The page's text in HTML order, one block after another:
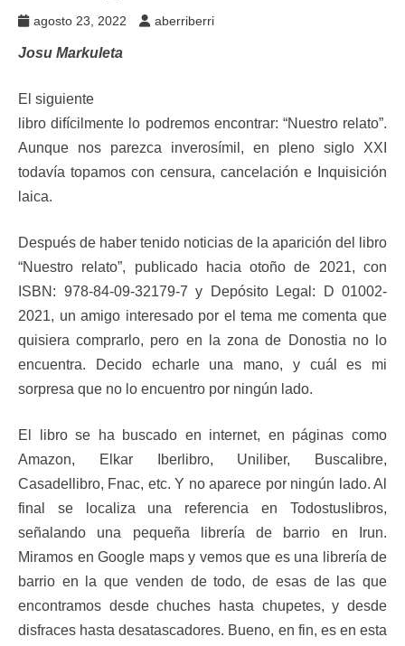
agosto 23, 2022 aberriberri
Josu Markuleta
El siguiente
libro difícilmente lo podremos encontrar: “Nuestro relato”.
Aunque nos parezca inverosímil, en pleno siglo XXI
todavía topamos con censura, cancelación e Inquisición
laica.
Después de haber tenido noticias de la aparición del libro
“Nuestro relato”, publicado hacia otoño de 2021, con
ISBN: 978-84-09-32179-7 y Depósito Legal: D 01002-
2021, un amigo interesado por el tema me comenta que
quisiera comprarlo, pero en la zona de Donostia no lo
encuentra. Decido echarle una mano, y cuál es mi
sorpresa que no lo encuentro por ningún lado.
El libro se ha buscado en internet, en páginas como
Amazon, Elkar Iberlibro, Uniliber, Buscalibre,
Casadellibro, Fnac, etc. Y no aparece por ningún lado. Al
final se localiza una referencia en Todostuslibros,
señalando una pequeña librería de barrio en Irun.
Miramos en Google maps y vemos que es una librería de
barrio en la que venden de todo, de esas de las que
encontramos desde chuches hasta chupetes, y desde
disfraces hasta desatascadores. Bueno, en fin, es en esta